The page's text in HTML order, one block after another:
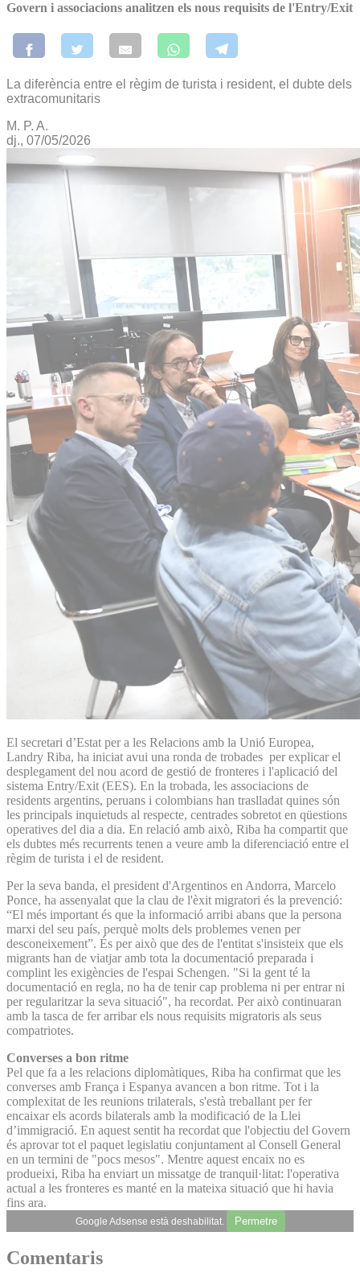
Govern i associacions analitzen els nous requisits de l'Entry/Exit
La diferència entre el règim de turista i resident, el dubte dels
extracomunitaris
M. P. A.
dj., 07/05/2026
El secretari d’Estat per a les Relacions amb la Unió Europea,
Landry Riba, ha iniciat avui una ronda de trobades per explicar el
desplegament del nou acord de gestió de fronteres i l'aplicació del
sistema Entry/Exit (EES). En la trobada, les associacions de
residents argentins, peruans i colombians han traslladat quines són
les principals inquietuds al respecte, centrades sobretot en qüestions
operatives del dia a dia. En relació amb això, Riba ha compartit que
els dubtes més recurrents tenen a veure amb la diferenciació entre el
règim de turista i el de resident.
Per la seva banda, el president d'Argentinos en Andorra, Marcelo
Ponce, ha assenyalat que la clau de l'èxit migratori és la prevenció:
“El més important és que la informació arribi abans que la persona
marxi del seu país, perquè molts dels problemes venen per
desconeixement”. És per això que des de l'entitat s'insisteix que els
migrants han de viatjar amb tota la documentació preparada i
complint les exigències de l'espai Schengen. "Si la gent té la
documentació en regla, no ha de tenir cap problema ni per entrar ni
per regularitzar la seva situació", ha recordat. Per això continuaran
amb la tasca de fer arribar els nous requisits migratoris als seus
compatriotes.
Converses a bon ritme
Pel que fa a les relacions diplomàtiques, Riba ha confirmat que les
converses amb França i Espanya avancen a bon ritme. Tot i la
complexitat de les reunions trilaterals, s'està treballant per fer
encaixar els acords bilaterals amb la modificació de la Llei
d’immigració. En aquest sentit ha recordat que l'objectiu del Govern
és aprovar tot el paquet legislatiu conjuntament al Consell General
en un termini de "pocs mesos". Mentre aquest encaix no es
produeixi, Riba ha enviart un missatge de tranquil·litat: l'operativa
actual a les fronteres es manté en la mateixa situació que hi havia
fins ara.
Google Adsense està deshabilitat. Permetre
Comentaris